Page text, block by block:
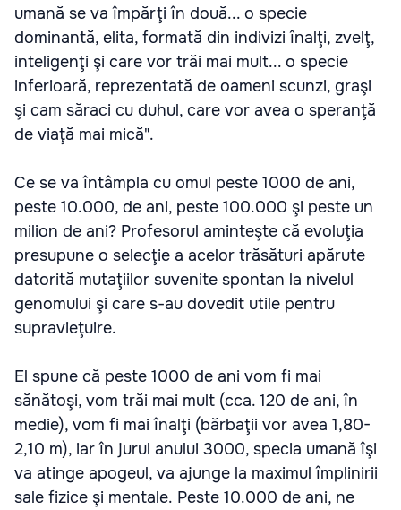
umană se va împărţi în două... o specie
dominantă, elita, formată din indivizi înalţi, zvelţ,
inteligenţi şi care vor trăi mai mult... o specie
inferioară, reprezentată de oameni scunzi, graşi
şi cam săraci cu duhul, care vor avea o speranţă
de viaţă mai mică".
Ce se va întâmpla cu omul peste 1000 de ani,
peste 10.000, de ani, peste 100.000 şi peste un
milion de ani? Profesorul aminteşte că evoluţia
presupune o selecţie a acelor trăsături apărute
datorită mutaţiilor suvenite spontan la nivelul
genomului şi care s-au dovedit utile pentru
supravieţuire.
El spune că peste 1000 de ani vom fi mai
sănătoşi, vom trăi mai mult (cca. 120 de ani, în
medie), vom fi mai înalţi (bărbaţii vor avea 1,80-
2,10 m), iar în jurul anului 3000, specia umană îşi
va atinge apogeul, va ajunge la maximul împlinirii
sale fizice şi mentale. Peste 10.000 de ani, ne